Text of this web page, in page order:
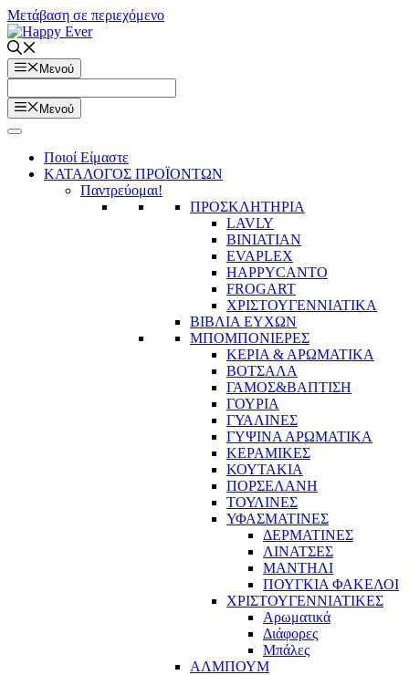
Μετάβαση σε περιεχόμενο
Μενού
Μενού
Ποιοί Είμαστε
ΚΑΤΑΛΟΓΟΣ ΠΡΟΪΟΝΤΩΝ
Παντρεύομαι!
ΠΡΟΣΚΛΗΤΗΡΙΑ
LAVLY
BINIATIAN
EVAPLEX
HAPPYCANTO
FROGART
ΧΡΙΣΤΟΥΓΕΝΝΙΑΤΙΚΑ
ΒΙΒΛΙΑ ΕΥΧΩΝ
ΜΠΟΜΠΟΝΙΕΡΕΣ
ΚΕΡΙΑ & ΑΡΩΜΑΤΙΚΑ
ΒΟΤΣΑΛΑ
ΓΑΜΟΣ&ΒΑΠΤΙΣΗ
ΓΟΥΡΙΑ
ΓΥΑΛΙΝΕΣ
ΓΥΨΙΝΑ ΑΡΩΜΑΤΙΚΑ
ΚΕΡΑΜΙΚΕΣ
ΚΟΥΤΑΚΙΑ
ΠΟΡΣΕΛΑΝΗ
ΤΟΥΛΙΝΕΣ
ΥΦΑΣΜΑΤΙΝΕΣ
ΔΕΡΜΑΤΙΝΕΣ
ΛΙΝΑΤΣΕΣ
ΜΑΝΤΗΛΙ
ΠΟΥΓΚΙΑ ΦΑΚΕΛΟΙ
ΧΡΙΣΤΟΥΓΕΝΝΙΑΤΙΚΕΣ
Αρωματικά
Διάφορες
Μπάλες
ΑΛΜΠΟΥΜ